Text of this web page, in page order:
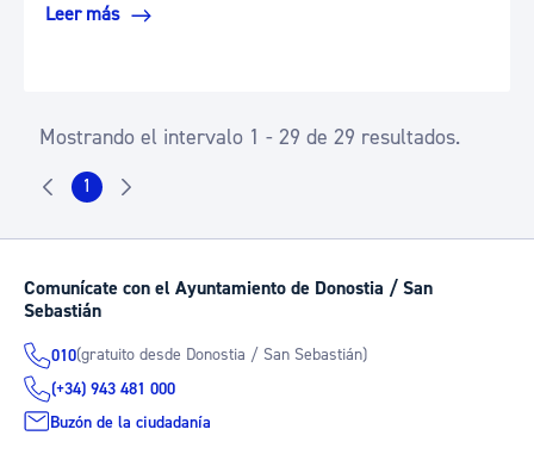
Leer más
Mostrando el intervalo 1 - 29 de 29 resultados.
Página
1
Comunícate con el Ayuntamiento de Donostia / San
Sebastián
010(gratuito desde Donostia / San Sebastián)
(+34) 943 481 000
Buzón de la ciudadanía